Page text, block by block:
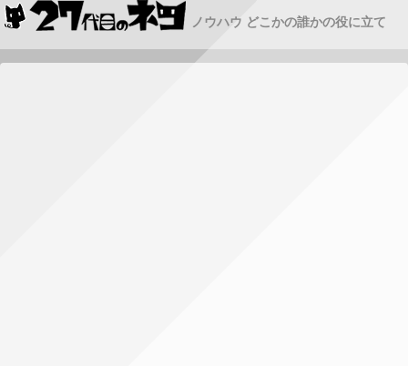
ノウハウ どこかの誰かの役に立て